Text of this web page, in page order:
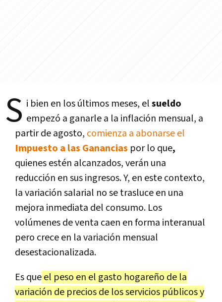
S i bien en los últimos meses, elsueldo
empezó a ganarle a la inflación mensual, a
partir de agosto, comienza a abonarse el
Impuesto a las Ganancias por lo que,
quienes estén alcanzados, verán una
reducción en sus ingresos. Y, en este contexto,
la variación salarial no se trasluce en una
mejora inmediata del consumo. Los
volúmenes de venta caen en forma interanual
pero crece en la variación mensual
desestacionalizada.
Es queel peso en el gasto hogareño de la
variación de precios de los servicios públicos y